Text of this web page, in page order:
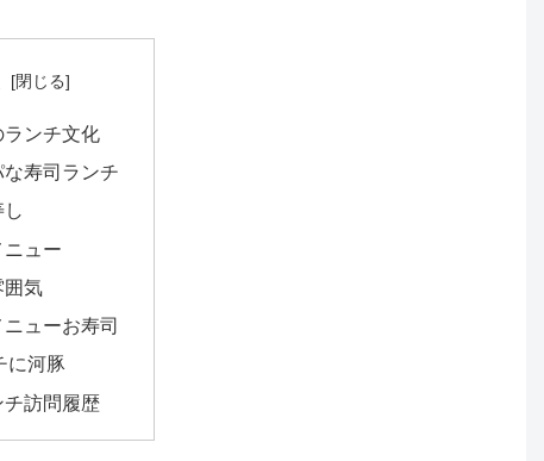
ンチ文化
寿司ランチ
ニュー
囲気
ューお寿司
に河豚
訪問履歴